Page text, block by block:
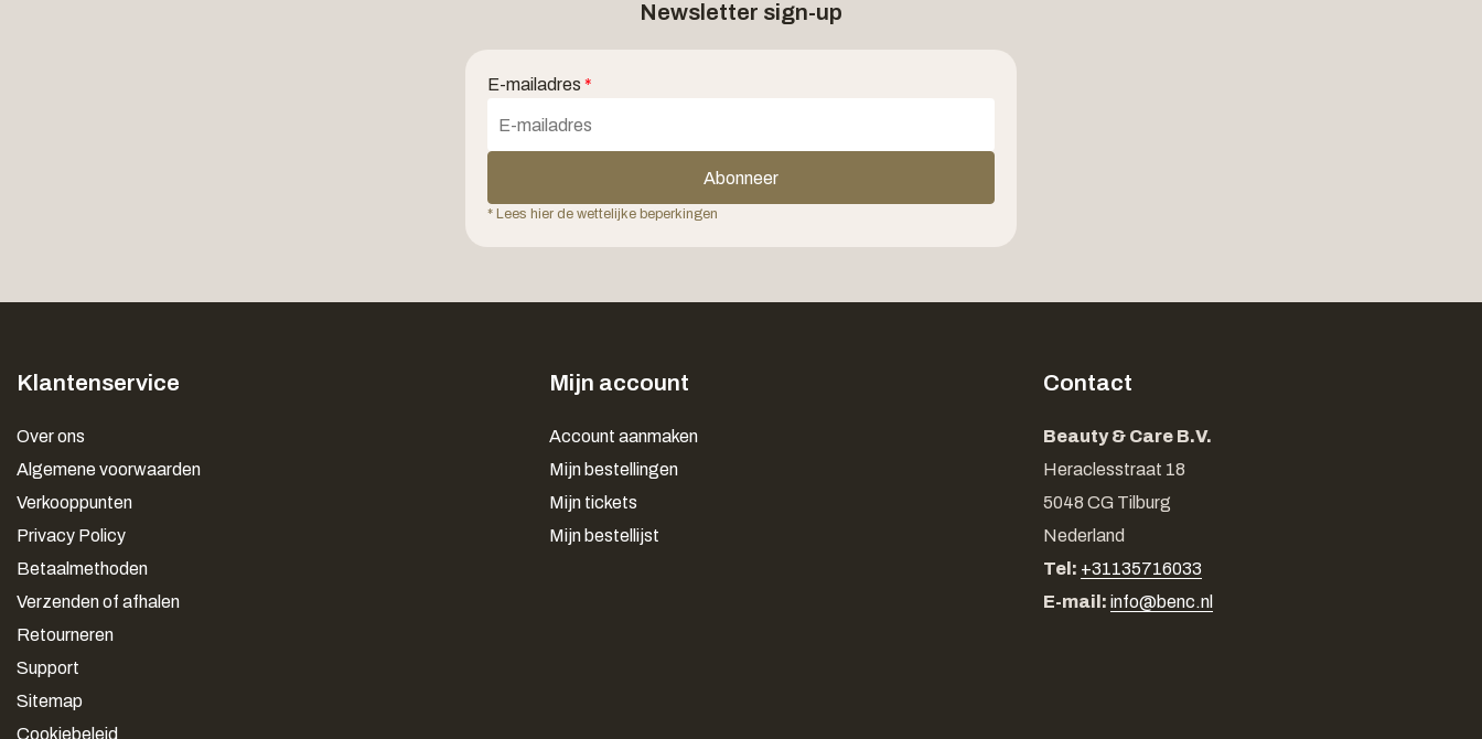
Newsletter sign-up
E-mailadres *
Abonneer
* Lees hier de wettelijke beperkingen
Klantenservice
Over ons
Algemene voorwaarden
Verkooppunten
Privacy Policy
Betaalmethoden
Verzenden of afhalen
Retourneren
Support
Sitemap
Cookiebeleid
Mijn account
Account aanmaken
Mijn bestellingen
Mijn tickets
Mijn bestellijst
Contact
Beauty & Care B.V.
Heraclesstraat 18
5048 CG Tilburg
Nederland
Tel: +31135716033
E-mail: info@benc.nl